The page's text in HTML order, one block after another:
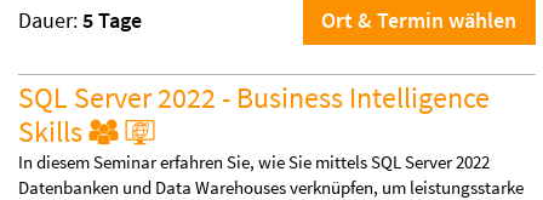
Dauer:5 Tage Ort & Termin wählen
SQL Server 2022 - Business Intelligence
Skills
In diesem Seminar erfahren Sie, wie Sie mittels SQL Server 2022
Datenbanken und Data Warehouses verknüpfen, um leistungsstarke